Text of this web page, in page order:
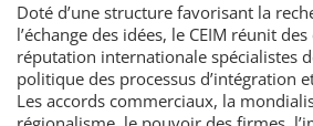
Doté d’une structure favorisant la
l’échange des idées, le CEIM réunit
réputation internationale spécialistes
politique des processus d’intégration
Les accords commerciaux, la